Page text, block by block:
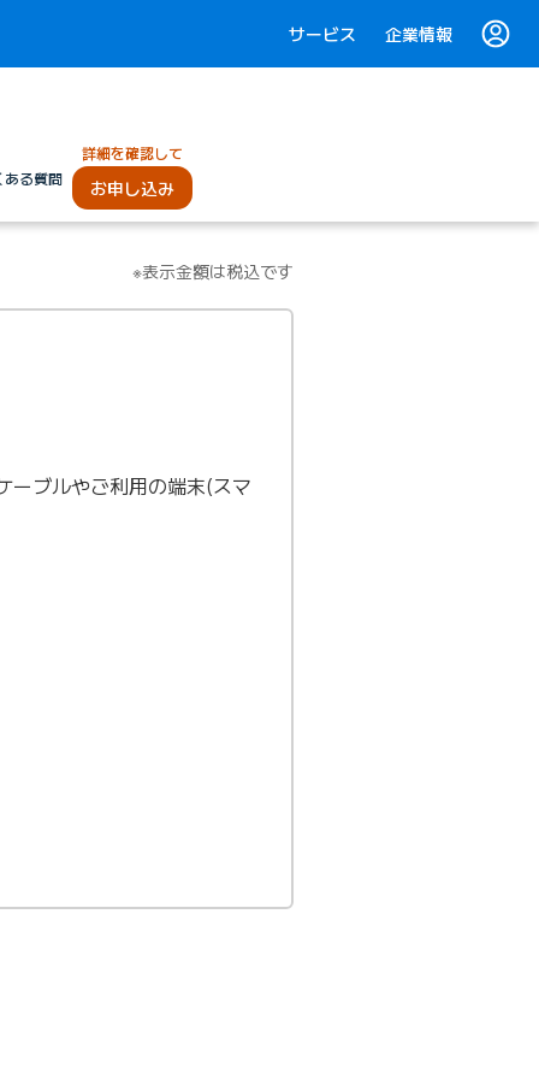
サービス 企業情報
ある質問
詳細を確認して
お申し込み
※表示金額は税込です
ーブルやご利用の端末(スマ